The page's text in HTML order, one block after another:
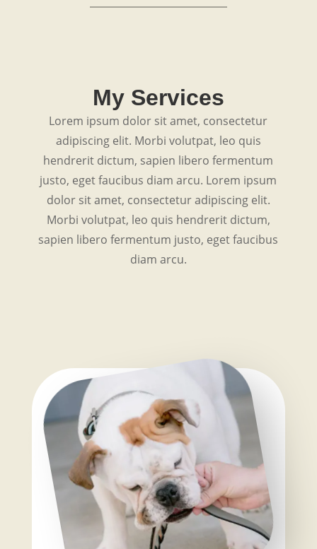
My Services
Lorem ipsum dolor sit amet, consectetur
adipiscing elit. Morbi volutpat, leo quis
hendrerit dictum, sapien libero fermentum
justo, eget faucibus diam arcu. Lorem ipsum
dolor sit amet, consectetur adipiscing elit.
Morbi volutpat, leo quis hendrerit dictum,
sapien libero fermentum justo, eget faucibus
diam arcu.